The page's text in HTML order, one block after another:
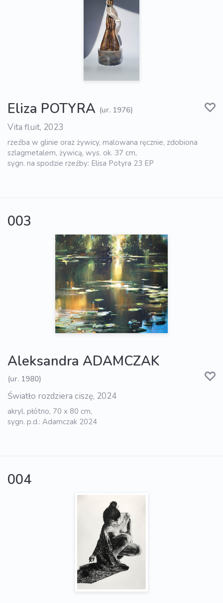
Eliza POTYRA (ur. 1976)
Vita fluit, 2023
rzeźba w glinie oraz żywicy, malowana ręcznie, zdobiona
szlagmetalem, żywicą, wys. ok. 37 cm,
sygn. na spodzie rzeźby: Elisa Potyra 23 EP
003
Aleksandra ADAMCZAK
(ur. 1980)
Światło rozdziera ciszę, 2024
akryl, płótno, 70 x 80 cm,
sygn. p.d.: Adamczak 2024
004